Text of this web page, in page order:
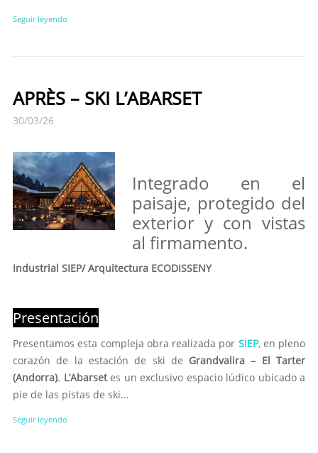
Seguir leyendo
APRÈS – SKI L’ABARSET
30/03/26
Integrado en el
paisaje, protegido del
exterior y con vistas
al firmamento.
Industrial SIEP/ Arquitectura ECODISSENY
Presentación
Presentamos esta compleja obra realizada por SIEP, en pleno
corazón de la estación de ski de Grandvalira – El Tarter
(Andorra). L’Abarsetes un exclusivo espacio lúdico ubicado a
pie de las pistas de ski...
Seguir leyendo